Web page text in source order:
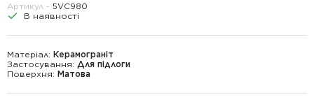
Артикул - 5VС980
В наявності
Матеріал: Керамограніт
Застосування: Для підлоги
Поверхня: Матова